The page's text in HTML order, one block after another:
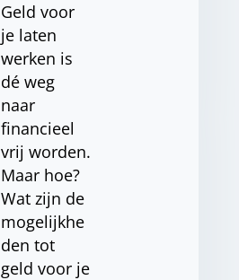
Geld voor
je laten
werken is
dé weg
naar
financieel
vrij worden.
Maar hoe?
Wat zijn de
mogelijkhe
den tot
geld voor je